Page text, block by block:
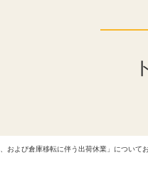
および倉庫移転に伴う出荷休業」について